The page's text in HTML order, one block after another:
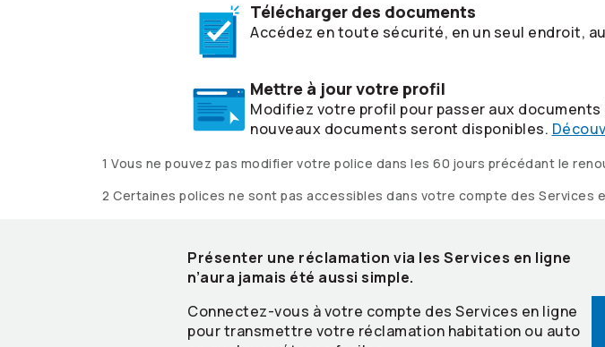
Télécharger des documents
Accédez en toute sécurité, en un seul endroit,
Mettre à jour votre profil
Modifiez votre profil pour passer aux
nouveaux documents seront disponibles.
1 Vous ne pouvez pas modifier votre police dans les 60 jours précédant le
2 Certaines polices ne sont pas accessibles dans votre compte des Services
Présenter une réclamation via les Services en ligne
n’aura jamais été aussi simple.
Connectez-vous à votre compte des Services en ligne
pour transmettre votre réclamation habitation ou auto